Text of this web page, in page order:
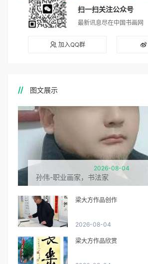
扫一扫关注公众号
最新讯息尽在中国书画网
加入QQ群
图文展示
2026-08-04
孙伟-职业画家，书法家
梁大方作品创作
2026-08-04
梁大方作品欣赏